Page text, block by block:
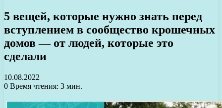
5 вещей, которые нужно знать перед
вступлением в сообщество крошечных
домов — от людей, которые это
сделали
10.08.2022
0 Время чтения: 3 мин.